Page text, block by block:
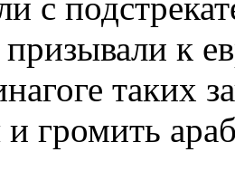
к
таких
громить